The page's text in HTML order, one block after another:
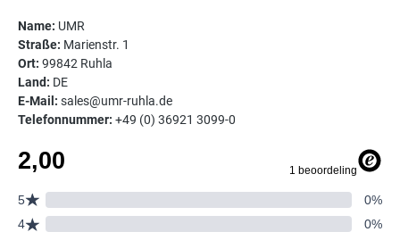
Name: UMR
Straße: Marienstr. 1
Ort: 99842 Ruhla
Land: DE
E-Mail: sales@umr-ruhla.de
Telefonnummer: +49 (0) 36921 3099-0